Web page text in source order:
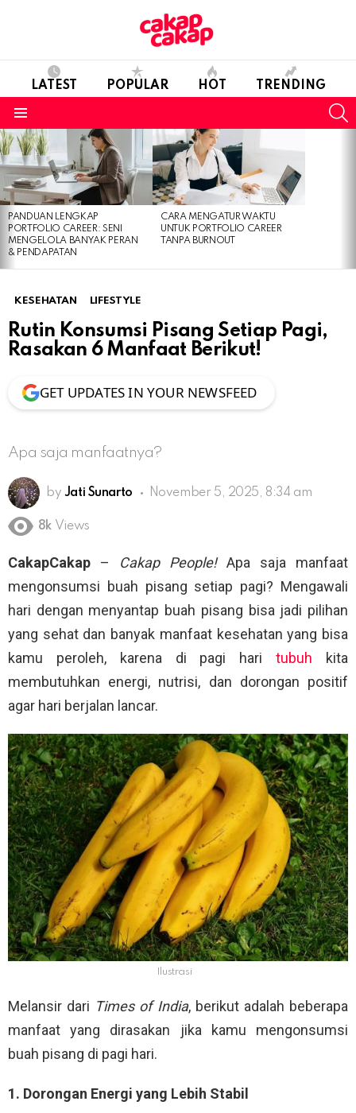
LATEST POPULAR HOT TRENDING
LATEST
STORIES
PANDUAN LENGKAP
PORTFOLIO CAREER: SENI
MENGELOLA BANYAK PERAN
& PENDAPATAN
CARA MENGATUR WAKTU
UNTUK PORTFOLIO CAREER
TANPA BURNOUT
KESEHATAN LIFESTYLE
Rutin Konsumsi Pisang Setiap Pagi,
Rasakan 6 Manfaat Berikut!
GET UPDATES IN YOUR NEWSFEED
Apa saja manfaatnya?
by Jati Sunarto November 5, 2025, 8:34 am
8k Views
CakapCakap – Cakap People!Apa saja manfaat
mengonsumsi buah pisang setiap pagi? Mengawali
hari dengan menyantap buah pisang bisa jadi pilihan
yang sehat dan banyak manfaat kesehatan yang bisa
kamu peroleh, karena di pagi haritubuh kita
membutuhkan energi, nutrisi, dan dorongan positif
agar hari berjalan lancar.
Ilustrasi
Melansir dari Times of India, berikut adalah beberapa
manfaat yang dirasakan jika kamu mengonsumsi
buah pisang di pagi hari.
1. Dorongan Energi yang Lebih Stabil